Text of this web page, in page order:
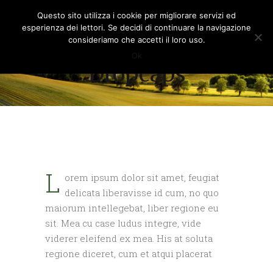
Dropcaps
L orem ipsum dolor sit amet, feugiat
delicata liberavisse id cum, no quo
maiorum intellegebat, liber regione eu
sit. Mea cu case ludus integre, vide
viderer eleifend ex mea. His at soluta
regione diceret, cum et atqui placerat
Questo sito utilizza i cookie per migliorare servizi ed
esperienza dei lettori. Se decidi di continuare la navigazione
consideriamo che accetti il loro uso.